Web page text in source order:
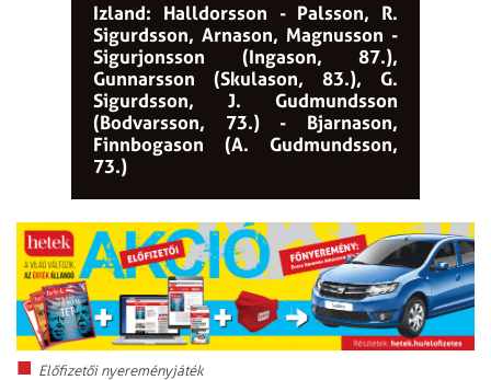
Izland: Halldorsson - Palsson, R.
Sigurdsson, Arnason, Magnusson -
Sigurjonsson (Ingason, 87.),
Gunnarsson (Skulason, 83.), G.
Sigurdsson, J. Gudmundsson
(Bodvarsson, 73.) - Bjarnason,
Finnbogason (A. Gudmundsson,
73.)
Előfizetői nyereményjáték